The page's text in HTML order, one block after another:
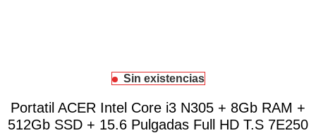
Sin existencias
Portatil ACER Intel Core i3 N305 + 8Gb RAM +
512Gb SSD + 15.6 Pulgadas Full HD T.S 7E250